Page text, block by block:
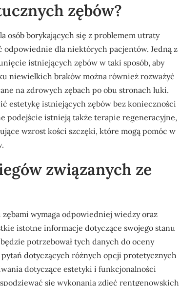
zębów?
osób borykających się z problemem utraty
dla niektórych pacjentów. Jedną z
istniejących zębów w taki sposób, aby
niewielkich braków można również rozważyć
na zdrowych zębach po obu stronach luki.
estetykę istniejących zębów bez konieczności
podejście istnieją także terapie regeneracyjne,
wzrost kości szczęki, które mogą pomóc w
związanych ze
wymaga odpowiedniej wiedzy oraz
istotne informacje dotyczące swojego stanu
potrzebował tych danych do oceny
dotyczących różnych opcji protetycznych
dotyczące estetyki i funkcjonalności
się wykonania zdjęć rentgenowskich